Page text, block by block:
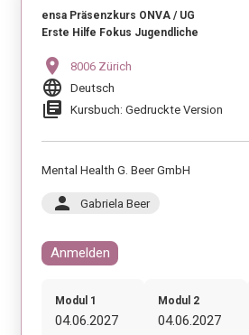
ensa Präsenzkurs ONVA / UG
Erste Hilfe Fokus Jugendliche
location_on 8006 Zürich
language Deutsch
library_books Kursbuch: Gedruckte Version
Mental Health G. Beer GmbH
person Gabriela Beer
Anmelden
Modul 1
04.06.2027
Modul 2
04.06.2027